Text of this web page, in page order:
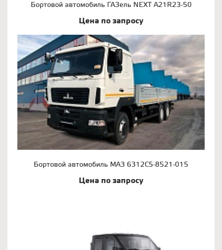
Бортовой автомобиль ГАЗель NEXT A21R23-50
Цена по запросу
Бортовой автомобиль МАЗ 6312С5-8521-015
Цена по запросу